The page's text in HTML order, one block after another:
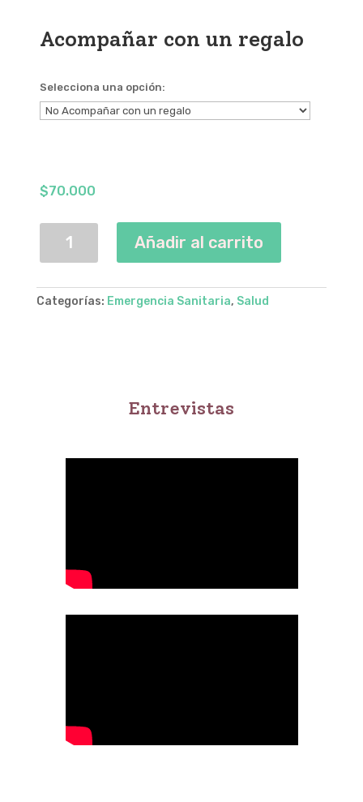
Acompañar con un regalo
Selecciona una opción:
$70.000
tres
de
Añadir al carrito
Categorías: Emergencia Sanitaria, Salud
Entrevistas